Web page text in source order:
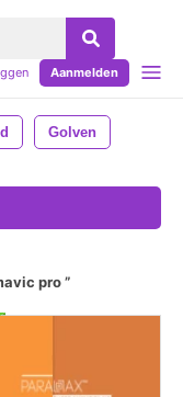
Aanmelden
Golven
pro